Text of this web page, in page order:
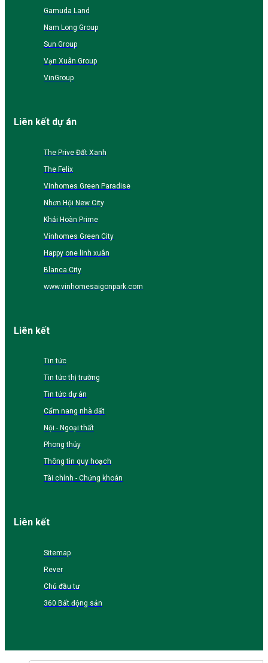
Gamuda Land
Nam Long Group
Sun Group
Vạn Xuân Group
VinGroup
Liên kết dự án
The Prive Đất Xanh
The Felix
Vinhomes Green Paradise
Nhơn Hội New City
Khải Hoàn Prime
Vinhomes Green City
Happy one linh xuân
Blanca City
www.vinhomesaigonpark.com
Liên kết
Tin tức
Tin tức thị trường
Tin tức dự án
Cẩm nang nhà đất
Nội - Ngoại thất
Phong thủy
Thông tin quy hoạch
Tài chính - Chứng khoán
Liên kết
Sitemap
Rever
Chủ đầu tư
360 Bất động sản